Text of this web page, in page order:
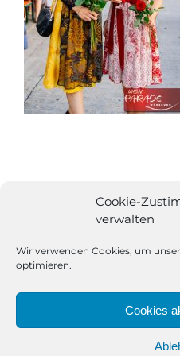
Cookie-
verwalten
Wir verwenden Cookies, um
optimieren.
Cookies